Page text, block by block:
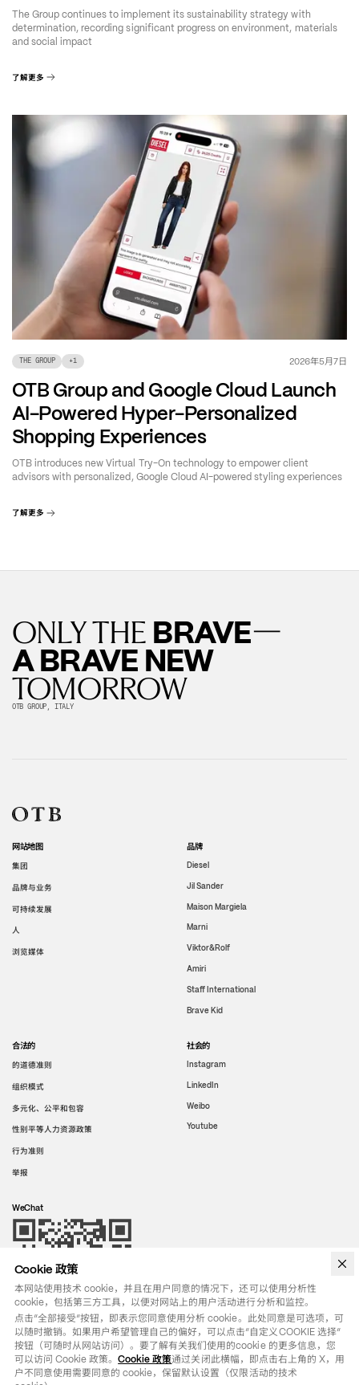
The Group continues to implement its sustainability strategy with
determination, recording significant progress on environment, materials
and social impact
了解更多
THE GROUP +1 2026年5月7日
OTB Group and Google Cloud Launch
AI-Powered Hyper-Personalized
Shopping Experiences
OTB introduces new Virtual Try-On technology to empower client
advisors with personalized, Google Cloud AI-powered styling experiences
了解更多
ONLY THE BRAVE—
A BRAVE NEW
TOMORROW
OTB GROUP, ITALY
网站地图
集团
品牌与业务
可持续发展
人
浏览媒体
品牌
Diesel
Jil Sander
Maison Margiela
Marni
Viktor&Rolf
Amiri
Staff International
Brave Kid
合法的
的道德准则
组织模式
多元化、公平和包容
性别平等人力资源政策
行为准则
举报
社会的
Instagram
LinkedIn
Weibo
Youtube
WeChat
Cookie 政策
本网站使用技术 cookie，并且在用户同意的情况下，还可以使用分析性
cookie，包括第三方工具，以便对网站上的用户活动进行分析和监控。
点击“全部接受”按钮，即表示您同意使用分析 cookie。此处同意是可选项，可
以随时撤销。如果用户希望管理自己的偏好，可以点击“自定义COOKIE 选择”
按钮（可随时从网站访问）。要了解有关我们使用的cookie 的更多信息，您
可以访问 Cookie 政策。Cookie 政策通过关闭此横幅，即点击右上角的 X，用
户不同意使用需要同意的 cookie，保留默认设置（仅限活动的技术